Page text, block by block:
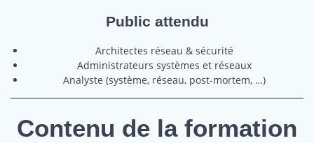
Public attendu
Architectes réseau & sécurité
Administrateurs systèmes et réseaux
Analyste (système, réseau, post-mortem, …)
Contenu de la formation